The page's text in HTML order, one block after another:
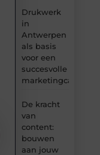
Drukwerk
in
Antwerpen
als basis
voor een
succesvolle
De kracht
van
content:
bouwen
aan jouw